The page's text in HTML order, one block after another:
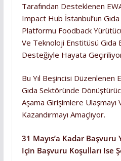
Tarafından Desteklenen
Impact Hub İstanbul’un
Platformu Foodback
Ve Teknoloji Enstitüsü Gıda
Desteğiyle Hayata
Bu Yıl Beşincisi Düzenlenen
Gıda Sektöründe
Aşama Girişimlere
Kazandırmayı Amaçlıyor.
31 Mayıs’a Kadar Başvuru
Için Başvuru Koşulları Ise